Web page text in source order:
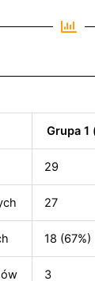
Grupa
29
27
18 (67%)
3